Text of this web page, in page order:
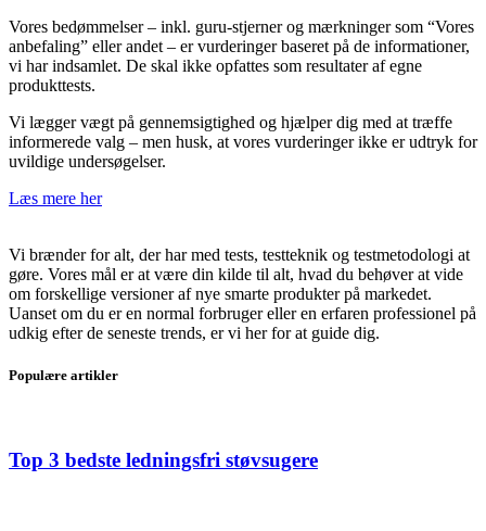
Vores bedømmelser – inkl. guru-stjerner og mærkninger som “Vores
anbefaling” eller andet – er vurderinger baseret på de informationer,
vi har indsamlet. De skal ikke opfattes som resultater af egne
produkttests.
Vi lægger vægt på gennemsigtighed og hjælper dig med at træffe
informerede valg – men husk, at vores vurderinger ikke er udtryk for
uvildige undersøgelser.
Læs mere her
Vi brænder for alt, der har med tests, testteknik og testmetodologi at
gøre. Vores mål er at være din kilde til alt, hvad du behøver at vide
om forskellige versioner af nye smarte produkter på markedet.
Uanset om du er en normal forbruger eller en erfaren professionel på
udkig efter de seneste trends, er vi her for at guide dig.
Populære artikler
Top 3 bedste ledningsfri støvsugere